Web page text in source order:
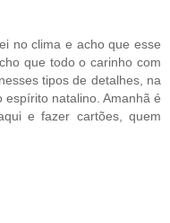
no clima e acho que esse
que todo o carinho com
tipos de detalhes, na
natalino. Amanhã é
e fazer cartões, quem